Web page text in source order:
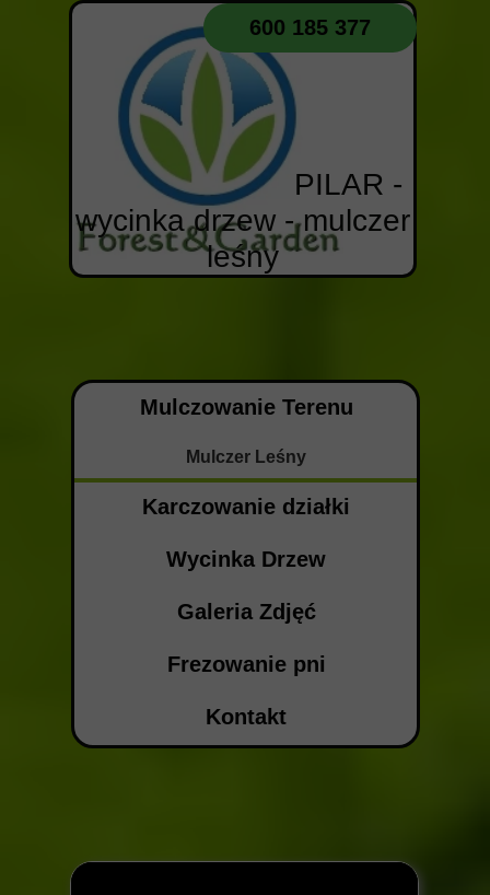
600 185 377
PILAR -
wycinka drzew - mulczer
leśny
Mulczowanie Terenu
Mulczer Leśny
Karczowanie działki
Wycinka Drzew
Galeria Zdjęć
Frezowanie pni
Kontakt